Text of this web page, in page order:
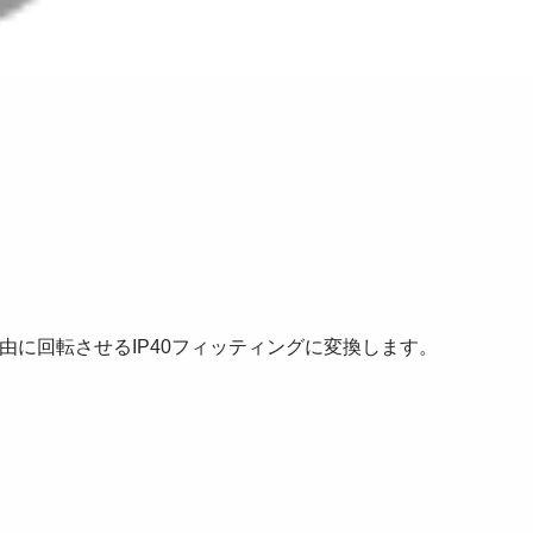
回転させるIP40フィッティングに変換します。